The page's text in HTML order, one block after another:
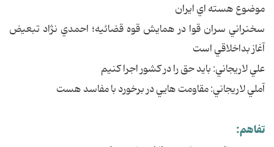
موضوع هسته اي ايران
سخنراني سران قوا در همايش قوه قضائيه؛ احمدي نژاد تبعيض
آغاز بداخلاقي است
علي لاريجاني: بايد حق را در کشور اجرا کنيم
آملي لاريجاني: مقاومت هايي در برخورد با مفاسد هست
تفاهم: